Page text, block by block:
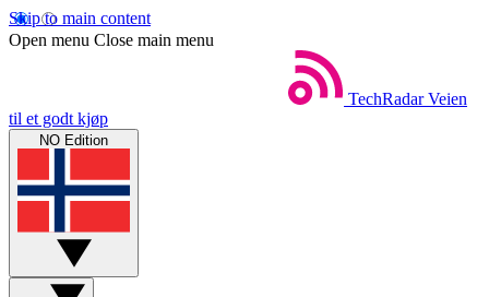
Skip to main content
Open menu Close main menu
TechRadar Veien
til et godt kjøp
NO Edition